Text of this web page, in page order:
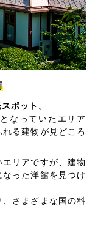
ポット。
なっていたエリア
る建物が見どころ
リアですが、建物
った洋館を見つけ
さまざまな国の料